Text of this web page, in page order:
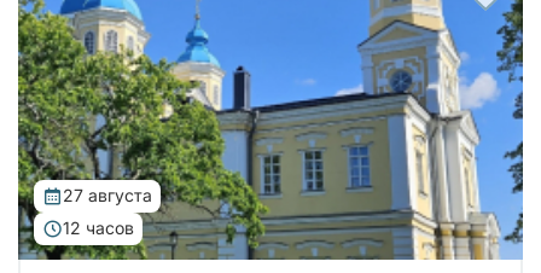
службой Коневского монастыря. Уехать утром с
большой земли, чтобы к вечеру вернуться другим
человеком — такую силу имеет однодне...
27 августа
12 часов